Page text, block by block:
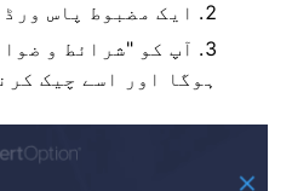
ایک مضبوط پاس
آپ کو "شرائط و
ہوگا اور اسے چیک